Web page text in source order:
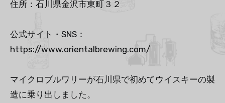
住所：石川県金沢市東町３２
公式サイト・SNS：
https://www.orientalbrewing.com/
マイクロブルワリーが石川県で初めてウイスキーの製
造に乗り出しました。